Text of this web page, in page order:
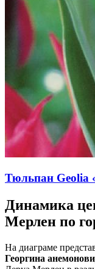
Тюльпан Geolia
Динамика
Мерлен по
На диаграме
Георгина